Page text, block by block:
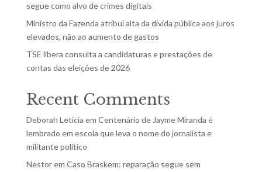
segue como alvo de crimes digitais
Ministro da Fazenda atribui alta da dívida pública aos juros
elevados, não ao aumento de gastos
TSE libera consulta a candidaturas e prestações de
contas das eleições de 2026
Recent Comments
Deborah Letícia em Centenário de Jayme Miranda é
lembrado em escola que leva o nome do jornalista e
militante político
Nestorem Caso Braskem: reparação segue sem